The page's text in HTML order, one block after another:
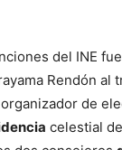
del INE
Rendón al
de
celestial